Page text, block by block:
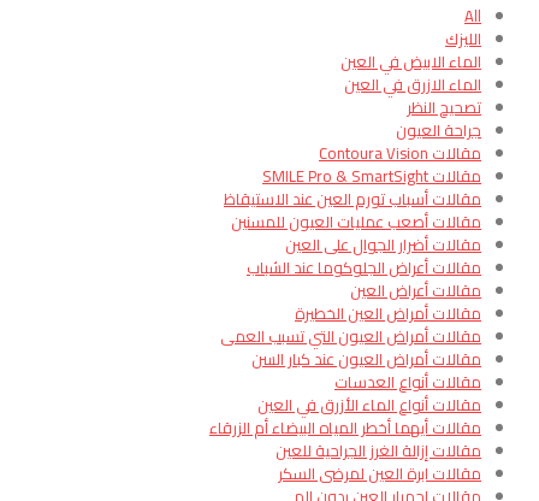
All
الليزك
الماء الابيض في العين
الماء الازرق في العين
تصحيح النظر
جراحة العيون
مقالات Contoura Vision
مقالات SMILE Pro & SmartSight
مقالات أسباب تورم العين عند الاستيقاظ
مقالات أصعب عمليات العيون للمسنين
مقالات أضرار الجوال على العين
مقالات أعراض الجلوكوما عند الشباب
مقالات أعراض العين
مقالات أمراض العين الخطيرة
مقالات أمراض العيون التي تسبب العمى
مقالات أمراض العيون عند كبار السن
مقالات أنواع العدسات
مقالات أنواع الماء الأزرق في العين
مقالات أيهما أخطر المياه البيضاء أم الزرقاء
مقالات إزالة الغرز الجراحية للعين
مقالات ابرة العين لمرضى السكر